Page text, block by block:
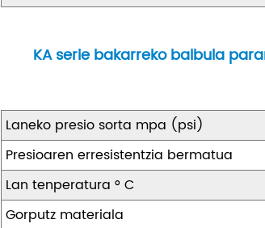
KA serie bakarreko balbula
Laneko presio sorta mpa (psi)
Presioaren erresistentzia bermatua
Lan tenperatura ° C
Gorputz materiala